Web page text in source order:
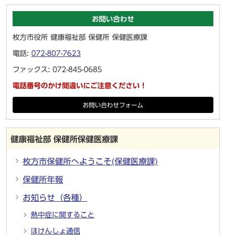
お問い合わせ
枚方市役所 健康福祉部 保健所 保健医療課
電話: 072-807-7623
ファックス: 072-845-0685
電話番号のかけ間違いにご注意ください！
お問い合わせフォーム
健康福祉部 保健所保健医療課
枚方市保健所へようこそ(保健医療課)
保健所年報
お知らせ（各種）
熱中症に関すること
ほけんしょ通信